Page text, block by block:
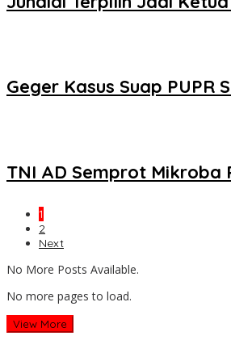
Geger Kasus Suap PUPR
TNI AD Semprot Mikroba
1
2
Next
No More Posts Available.
No more pages to load.
View More